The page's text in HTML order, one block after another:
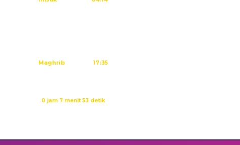
Maghrib 17:35
0 jam 7 menit 52 detik